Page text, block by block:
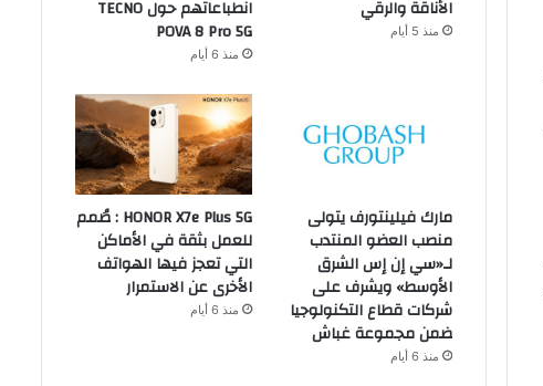
الأناقة والرقي
منذ 5 أيام
انطباعاتهم حول TECNO
POVA 8 Pro 5G
منذ 6 أيام
مارك فيلينتورف يتولى
منصب العضو المنتدب
لـ«سي إن إس الشرق
الأوسط» ويشرف على
شركات قطاع التكنولوجيا
ضمن مجموعة غباش
منذ 6 أيام
HONOR X7e Plus 5G : صُمم
للعمل بثقة في الأماكن
التي تعجز فيها الهواتف
الأخرى عن الاستمرار
منذ 6 أيام